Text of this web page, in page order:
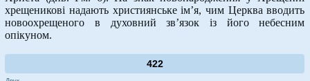
хрещеникові надають християнське ім’я, чим Церква вводить
новоохрещеного в духовний зв’язок із його небесним
опікуном.
422